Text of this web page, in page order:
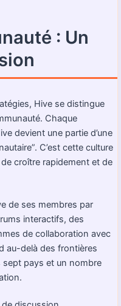
: Un
Hive se distingue
Chaque
devient une partie d’une
C’est cette culture
croître rapidement et de
de ses membres par
interactifs, des
de collaboration avec
au-delà des frontières
sept pays et un nombre